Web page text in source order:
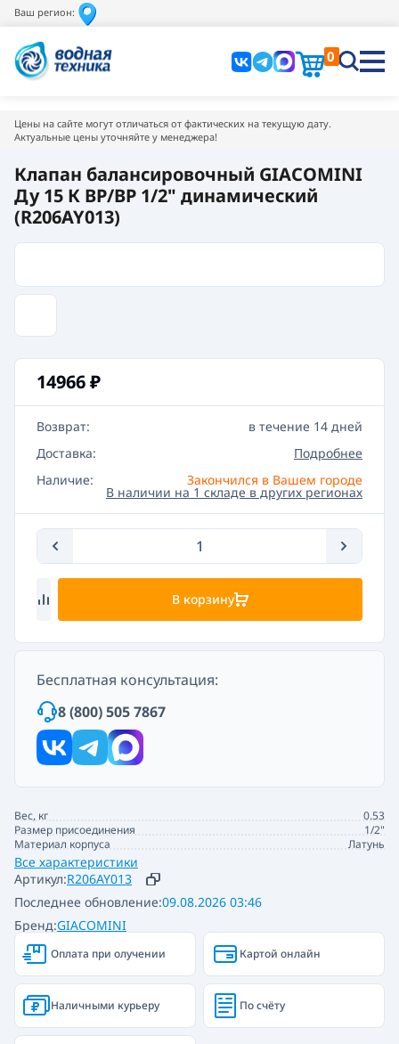
Ваш регион:
0
Цены на сайте могут отличаться от фактических на текущую дату.
Актуальные цены уточняйте у менеджера!
Клапан балансировочный GIACOMINI
Ду 15 К ВР/ВР 1/2" динамический
(R206AY013)
Артикул:R206AY013
Бренд:GIACOMINI
Последнее обновление:09.08.2026 03:46
Вес, кг
0.53
Размер присоединения
1/2"
Материал корпуса
Латунь
Все характеристики
14966₽
Возврат:
в течение 14 дней
Доставка:
Подробнее
Наличие:
Закончился в Вашем городе
В наличии на 1 складе в других регионах
В корзину
Бесплатная консультация:
8 (800) 505 7867
Оплата при олучении Картой онлайн
Наличными курьеру По счёту